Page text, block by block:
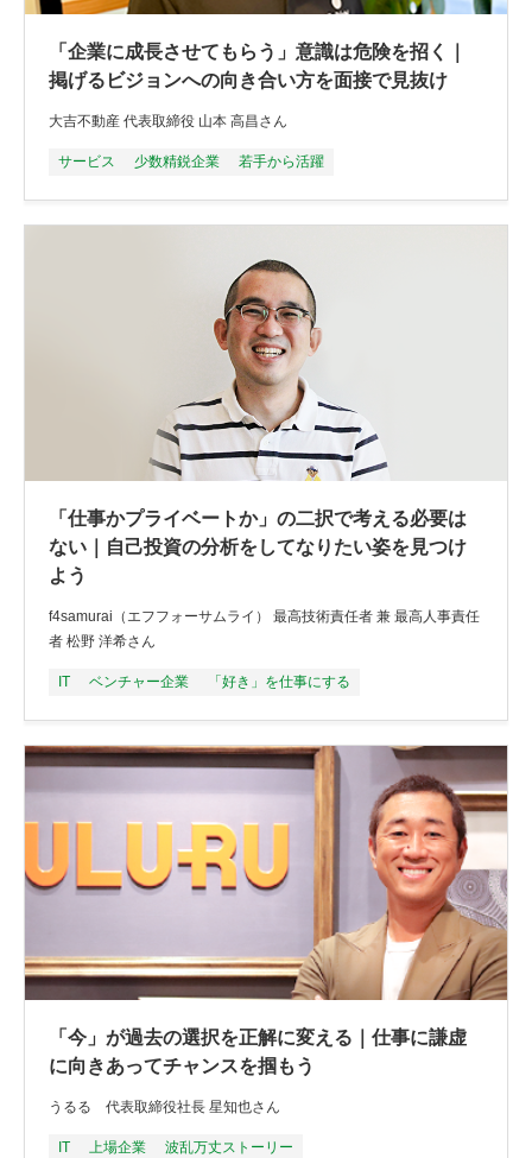
「企業に成長させてもらう」意識は危険を招く｜
掲げるビジョンへの向き合い方を面接で見抜け
大吉不動産 代表取締役 山本 高昌さん
サービス 少数精鋭企業 若手から活躍
「仕事かプライベートか」の二択で考える必要は
ない｜自己投資の分析をしてなりたい姿を見つけ
よう
f4samurai（エフフォーサムライ） 最高技術責任者 兼 最高人事責任
者 松野 洋希さん
IT ベンチャー企業 「好き」を仕事にする
「今」が過去の選択を正解に変える｜仕事に謙虚
に向きあってチャンスを掴もう
うるる 代表取締役社長 星知也さん
IT 上場企業 波乱万丈ストーリー